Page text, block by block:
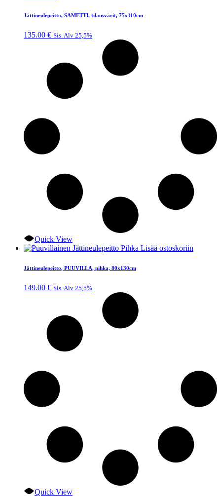
Jättineulepeitto, SAMETTI, tilausvärit, 75x110cm
135.00 € Sis. Alv 25,5%
Quick View
Lisää ostoskoriin
Jättineulepeitto, PUUVILLA, pihka, 80x130cm
149.00 € Sis. Alv 25,5%
Quick View